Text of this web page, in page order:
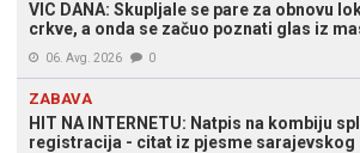
VIC DANA: Skupljale se pare za obnovu
crkve, a onda se začuo poznati glas iz
06. Avg. 2026 0
ZABAVA
HIT NA INTERNETU: Natpis na kombiju
registracija - citat iz pjesme sarajevskog